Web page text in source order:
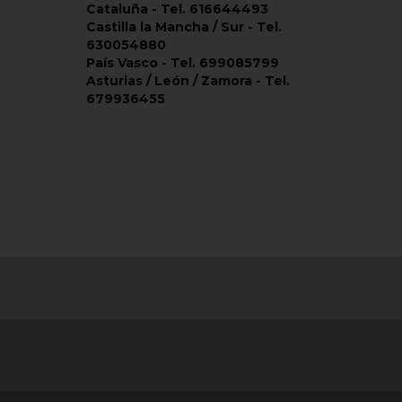
Cataluña - Tel. 616644493
Castilla la Mancha / Sur - Tel.
630054880
País Vasco - Tel. 699085799
Asturias / León / Zamora - Tel.
679936455